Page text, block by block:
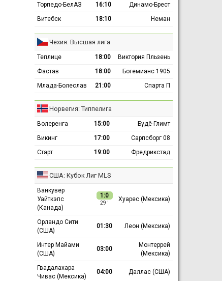
Торпедо-БелАЗ
16:10
Динамо-Брест
Витебск
18:10 Неман
Чехия: Высшая лига
Теплице 18:00
Виктория Пльзень
Фастав
18:00
Богемианс 1905
Млада-Болеслав
21:00 Спарта П
Норвегия: Типпелига
Волеренга 15:00
Будё-Глимт
Викинг
17:00
Сарпсборг 08
Старт
19:00 Фредрикстад
США: Кубок Лиг MLS
Ванкувер
Уайткэпс
(Канада)
1:0
29 ′
Хуарес (Мексика)
Орландо Сити
(США)
01:30 Леон (Мексика)
Интер Майами
(США)
03:00
Монтеррей
(Мексика)
Гвадалахара
Чивас (Мексика)
04:00 Даллас (США)